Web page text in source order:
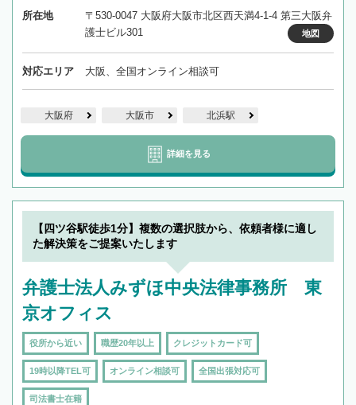
所在地
〒530-0047 大阪府大阪市北区西天満4-1-4 第三大阪弁
護士ビル301
地図
対応エリア 大阪、全国オンライン相談可
大阪府 大阪市 北浜駅
詳細を見る
【四ツ谷駅徒歩1分】複数の選択肢から、依頼者様に適し
た解決策をご提案いたします
弁護士法人みずほ中央法律事務所 東
京オフィス
役所から近い 職歴20年以上 クレジットカード可
19時以降TEL可 オンライン相談可 全国出張対応可
司法書士在籍